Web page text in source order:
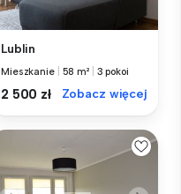
Lublin
Mieszkanie 58 m² 3 pokoi
2 500 zł Zobacz więcej